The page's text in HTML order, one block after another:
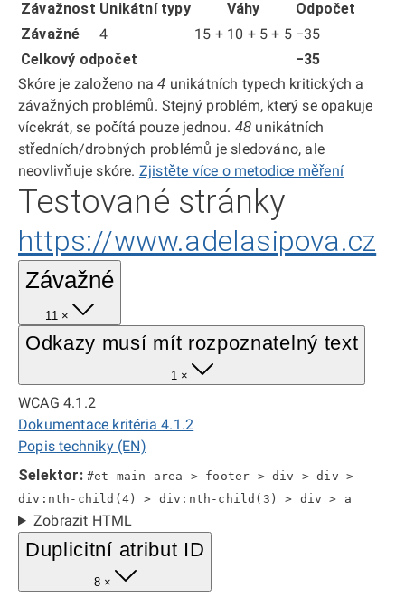
Závažnost Unikátní typy Váhy
Odpočet
Závažné
4 15 + 10 + 5 + 5 −35
Celkový odpočet
−35
Skóre je založeno na4 unikátních typech kritických a
závažných problémů. Stejný problém, který se opakuje
vícekrát, se počítá pouze jednou. 48 unikátních
středních/drobných problémů je sledováno, ale
neovlivňuje skóre. Zjistěte více o metodice měření
Testované stránky
https://www.adelasipova.cz
Závažné
11 ×
Odkazy musí mít rozpoznatelný text
1 ×
WCAG 4.1.2
Dokumentace kritéria 4.1.2
Popis techniky (EN)
Selektor: #et-main-area > footer > div > div >
div:nth-child(4) > div:nth-child(3) > div > a
Zobrazit HTML
Duplicitní atribut ID
8 ×